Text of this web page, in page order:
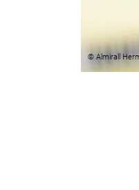
© Almirall